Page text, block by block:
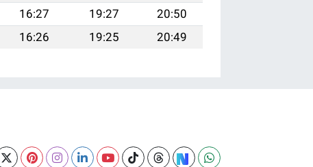
16:27 19:27
20:50
16:26 19:25 20:49